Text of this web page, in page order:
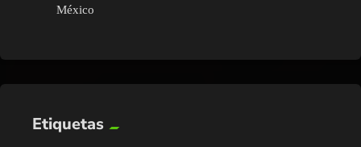
México
Etiquetas